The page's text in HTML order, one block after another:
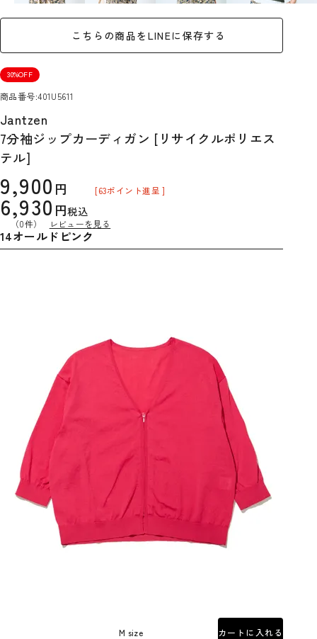
こちらの商品をLINEに保存する
30%OFF
商品番号 401U5611
Jantzen
7分袖ジップカーディガン [リサイクルポリエス
テル]
9,900
6,930 税込
[63ポイント進呈 ]
（0件） レビューを見る
14オールドピンク
M size カートに入れる